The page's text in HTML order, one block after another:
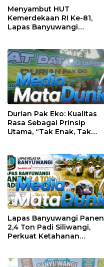
Menyambut HUT
Kemerdekaan RI Ke-81,
Lapas Banyuwangi
Durian Pak Eko: Kualitas
Rasa Sebagai Prinsip
Utama, “Tak Enak, Tak
Lapas Banyuwangi Panen
2,4 Ton Padi Siliwangi,
Perkuat Ketahanan